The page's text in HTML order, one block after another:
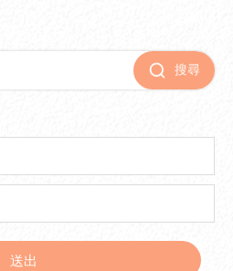
搜尋
送出